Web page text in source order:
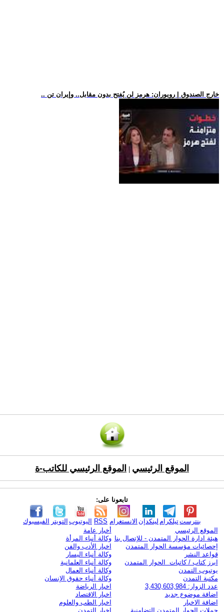
.. خارج الصندوق | رويوران: هرمز لن يُفتح بدون مقابل.. وإيران تن
الموقع الرئيسي الموقع الرئيسي للكاتب-ة
تابعونا على:
الفيسبوك التويتر اليوتيوب RSS الانستغرام لينكدإن تيلكرامبنترست
الموقع الرئيسي
هيئة ادارة الحوار المتمدن - للإتصال بنا
إحصائيات مؤسسة الحوار المتمدن
قواعد النشر
ابرز كتاب / كاتبات الحوار المتمدن
يوتيوب التمدن
مكتبة التمدن
عدد الزوار: 3,430,603,984
اضافة موضوع جديد
اضافة الاخبار
حملات الحوار المتمدن التضامنية
أخبار عامة
وكالة أنباء المرأة
اخبار الأدب والفن
وكالة أنباء اليسار
وكالة أنباء العلمانية
وكالة أنباء العمال
وكالة أنباء حقوق الإنسان
اخبار الرياضة
اخبار الاقتصاد
اخبار الطب والعلوم
اخبار التمدن